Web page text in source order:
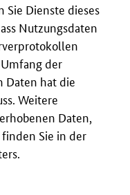
Sie Dienste dieses
Nutzungsdaten
der
Daten hat die
Weitere
Daten,
Sie in der